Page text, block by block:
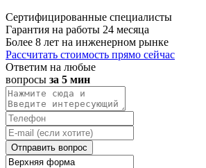
Сертифицированные специалисты
Гарантия на работы 24 месяца
Более 8 лет на инженерном рынке
Рассчитать стоимость прямо сейчас
Ответим на любые
вопросы за 5 мин
Отправить вопрос